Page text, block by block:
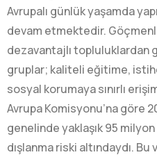
Avrupalı günlük yaşamda
devam etmektedir.
dezavantajlı topluluklardan
gruplar; kaliteli eğitime,
sosyal korumaya sınırlı
Avrupa Komisyonu’na göre
genelinde yaklaşık 95
dışlanma riski altındaydı.